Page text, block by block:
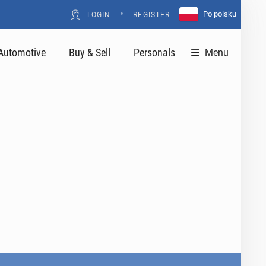
LOGIN • REGISTER Po polsku
Buy & Sell Personals Menu